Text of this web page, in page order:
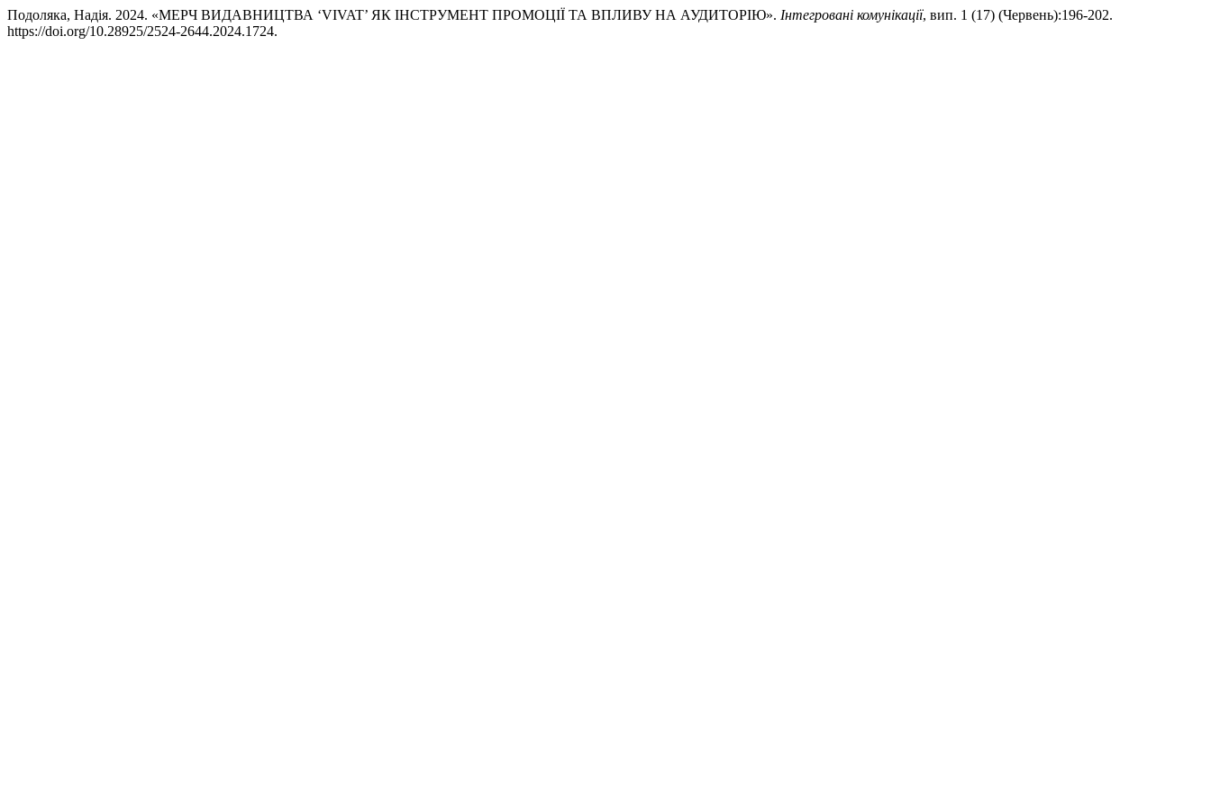
Подоляка, Надія. 2024. «МЕРЧ ВИДАВНИЦТВА ‘VIVAT’ ЯК ІНСТРУМЕНТ ПРОМОЦІЇ ТА ВПЛИВУ НА АУДИТОРІЮ». Інтегровані комунікації, вип. 1 (17) (Червень):196-202.
https://doi.org/10.28925/2524-2644.2024.1724.